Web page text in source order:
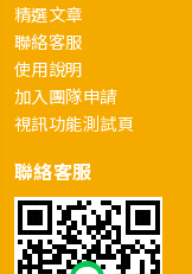
精選文章
聯絡客服
使用說明
加入團隊申請
視訊功能測試頁
聯絡客服